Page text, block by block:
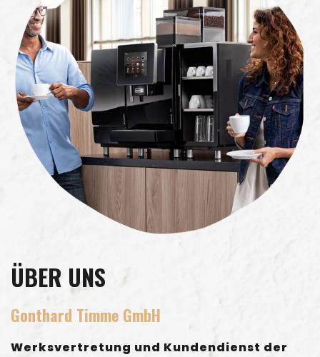
ÜBER UNS
Gonthard Timme GmbH
Werksvertretung und Kundendienst der